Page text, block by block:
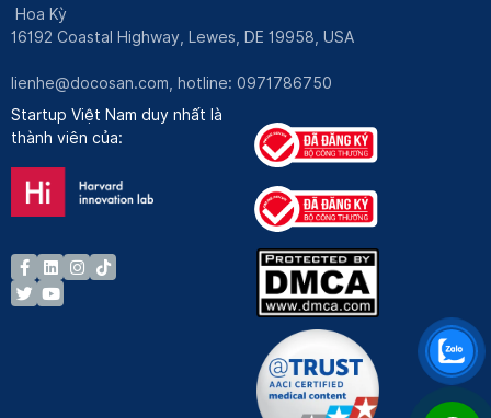
Hoa Kỳ
16192 Coastal Highway, Lewes, DE 19958, USA
lienhe@docosan.com , hotline: 0971786750
Startup Việt Nam duy nhất là
thành viên của: